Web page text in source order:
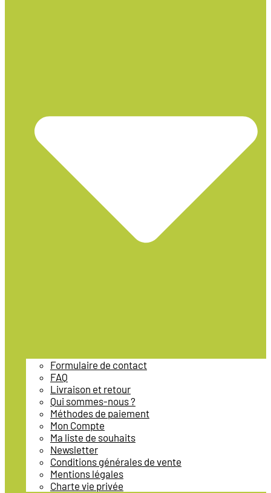
Formulaire de contact
FAQ
Livraison et retour
Qui sommes-nous ?
Méthodes de paiement
Mon Compte
Ma liste de souhaits
Newsletter
Conditions générales de vente
Mentions légales
Charte vie privée